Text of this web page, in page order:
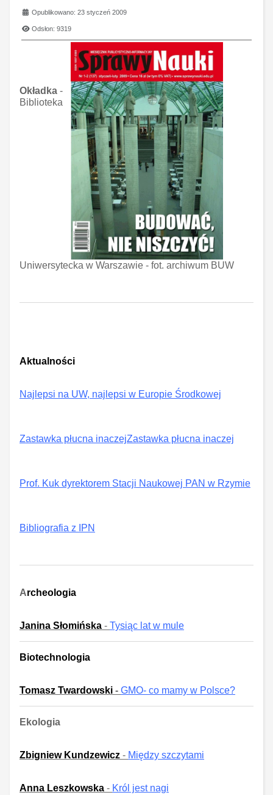
Opublikowano: 23 styczeń 2009
Odsłon: 9319
Okładka -
Biblioteka
Uniwersytecka w Warszawie - fot. archiwum BUW
A ktualności
Najlepsi na UW, najlepsi w Europie Środkowej
Zastawka płucna inaczejZastawka płucna inaczej
Prof. Kuk dyrektorem Stacji Naukowej PAN w Rzymie
Bibliografia z IPN
Archeologia
Janina Słomińska - Tysiąc lat w mule
Biotechnologia
Tomasz Twardowski - GMO- co mamy w Polsce?
Ekologia
Zbigniew Kundzewicz - Między szczytami
Anna Leszkowska - Król jest nagi